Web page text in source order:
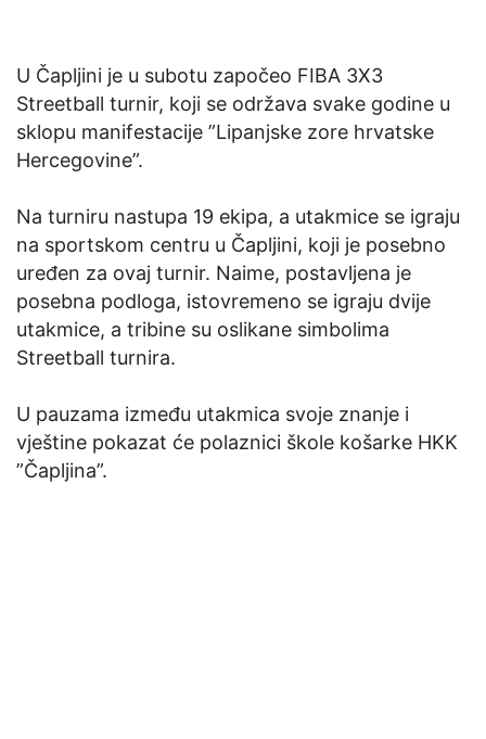
U Čapljini je u subotu započeo FIBA 3X3
Streetball turnir, koji se održava svake godine u
sklopu manifestacije ”Lipanjske zore hrvatske
Hercegovine”.
Na turniru nastupa 19 ekipa, a utakmice se igraju
na sportskom centru u Čapljini, koji je posebno
uređen za ovaj turnir. Naime, postavljena je
posebna podloga, istovremeno se igraju dvije
utakmice, a tribine su oslikane simbolima
Streetball turnira.
U pauzama između utakmica svoje znanje i
vještine pokazat će polaznici škole košarke HKK
”Čapljina”.